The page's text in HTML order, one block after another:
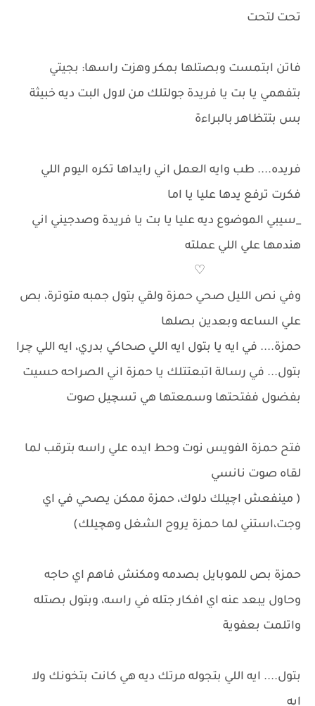
تحت لتحت
فاتن ابتمست وبصتلها بمكر وهزت راسها: بجيتي
بتفهمي يا بت يا فريدة جولتلك من لاول البت ديه خبيثة
بس بتتظاهر بالبراءة
فريده.... طب وايه العمل اني رايداها تكره اليوم اللي
فكرت ترفع يدها عليا يا اما
_سيبي الموضوع ديه عليا يا بت يا فريدة وصدجيني اني
هندمها علي اللي عملته
♡
وفي نص الليل صحي حمزة ولقي بتول جمبه متوترة، بص
علي الساعه وبعدين بصلها
حمزة.... في ايه يا بتول ايه اللي صحاكي بدري، ايه اللي چرا
بتول... في رسالة اتبعتتلك يا حمزة اني الصراحه حسيت
بفضول ففتحتها وسمعتها هي تسچيل صوت
فتح حمزة الفويس نوت وحط ايده علي راسه بترقب لما
لقاه صوت نانسي
( مينفعش اچيلك دلوك، حمزة ممكن يصحي في اي
وجت،استني لما حمزة يروح الشغل وهچيلك)
حمزة بص للموبايل بصدمه ومكنش فاهم اي حاجه
وحاول يبعد عنه اي افكار جتله في راسه، وبتول بصتله
واتلمت بعفوية
بتول.... ايه اللي بتجوله مرتك ديه هي كانت بتخونك ولا
ايه